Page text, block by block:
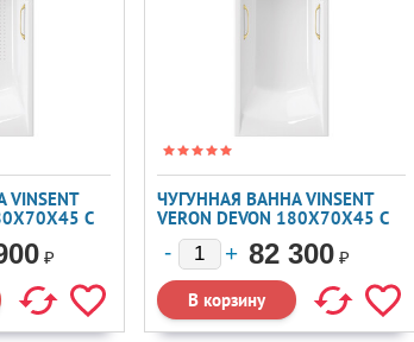
С
ЗОЛОТО И
₽
ЧУГУННАЯ ВАННА VINSENT
VERON DEVON 180X70X45 С
РУЧКАМИ МАТОВОЕ ЗОЛОТО
82 300 ₽